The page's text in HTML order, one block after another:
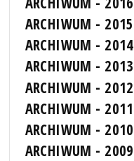
ARCHIWUM - 2015
ARCHIWUM - 2014
ARCHIWUM - 2013
ARCHIWUM - 2012
ARCHIWUM - 2011
ARCHIWUM - 2010
ARCHIWUM - 2009